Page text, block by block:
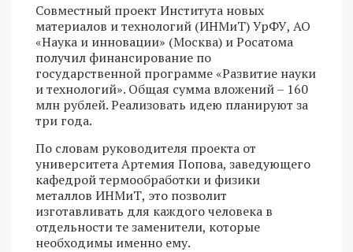
Совместный проект Института новых
материалов и технологий (ИНМиТ) УрФУ, АО
«Наука и инновации» (Москва) и Росатома
получил финансирование по
государственной программе «Развитие науки
и технологий». Общая сумма вложений – 160
млн рублей. Реализовать идею планируют за
три года.
По словам руководителя проекта от
университета Артемия Попова, заведующего
кафедрой термообработки и физики
металлов ИНМиТ, это позволит
изготавливать для каждого человека в
отдельности те заменители, которые
необходимы именно ему.